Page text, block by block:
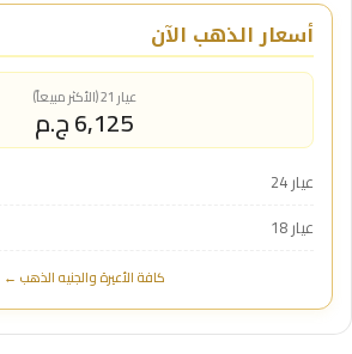
أسعار الذهب الآن
عيار 21 (الأكثر مبيعاً)
6,125 ج.م
عيار 24
عيار 18
كافة الأعيرة والجنيه الذهب ←